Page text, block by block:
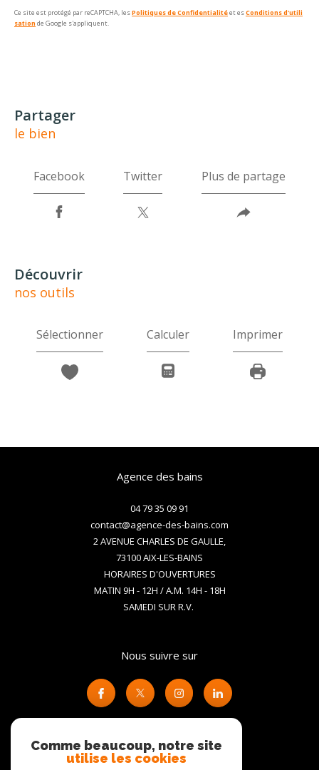
Ce site est protégé par reCAPTCHA, lesPolitiques de Confidentialitéet esConditions d'utili
sation de Google s'appliquent.
partager
le bien
Facebook Twitter Plus de partage
découvrir
nos outils
Sélectionner Calculer Imprimer
Agence des bains
04 79 35 09 91
contact@agence-des-bains.com
2 AVENUE CHARLES DE GAULLE,
73100
AIX-LES-BAINS
HORAIRES D'OUVERTURES
MATIN 9H - 12H / A.M. 14H - 18H
SAMEDI SUR R.V.
Nous suivre sur
Adhérents
Comme beaucoup, notre site
utilise les cookies